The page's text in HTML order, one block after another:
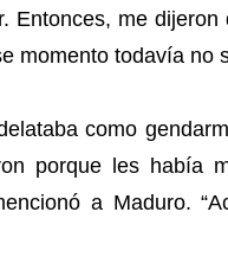
me
momento todavía no
como
porque les había
a Maduro.